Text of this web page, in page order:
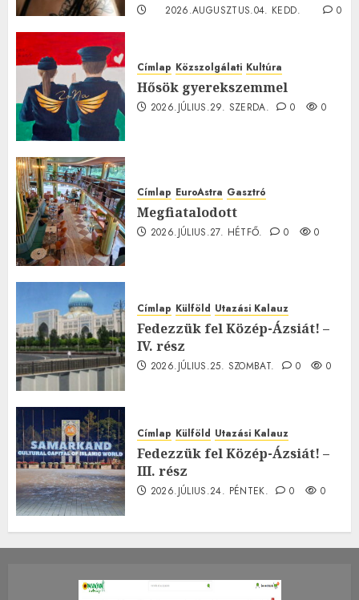
2026.AUGUSZTUS.04. KEDD.
0
Címlap Közszolgálati Kultúra
Hősök gyerekszemmel
2026.JÚLIUS.29. SZERDA. 0 0
Címlap EuroAstra Gasztró
Megfiatalodott
2026.JÚLIUS.27. HÉTFŐ. 0 0
Címlap Külföld Utazási Kalauz
Fedezzük fel Közép-Ázsiát! –
IV. rész
2026.JÚLIUS.25. SZOMBAT. 0 0
Címlap Külföld Utazási Kalauz
Fedezzük fel Közép-Ázsiát! –
III. rész
2026.JÚLIUS.24. PÉNTEK. 0 0